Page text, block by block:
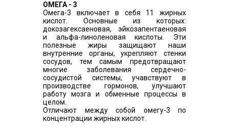
ОМЕГА - 3
Омега-3 включает в себя 11 жирных
кислот. Основные из которых:
докозагексаеновая, эйкозапентаеновая
и альфа-линоленовая кислоты. Эти
полезные жиры защищают наши
внутренние органы, укрепляют стенки
сосудов, тем самым предотвращают
многие заболевания сердечно-
сосудистой системы, учавствуют в
производстве гормонов, улучшают
работу мозга и обменные процессы в
целом.
Отличают между собой омегу-3 по
концентрации жирных кислот.